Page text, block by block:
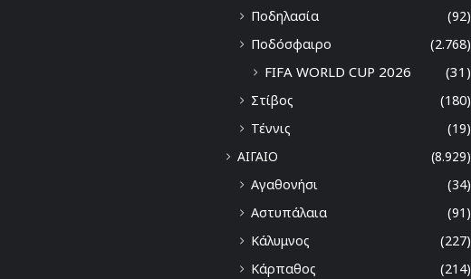
Ποδηλασία
(92)
Ποδόσφαιρο
(2.768)
FIFA WORLD CUP 2026 (31)
Στίβος
(180)
Τέννις
(19)
ΑΙΓΑΙΟ
(8.929)
Αγαθονήσι
(34)
Αστυπάλαια
(91)
Κάλυμνος
(227)
Κάρπαθος
(214)